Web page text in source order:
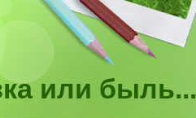
или быль...